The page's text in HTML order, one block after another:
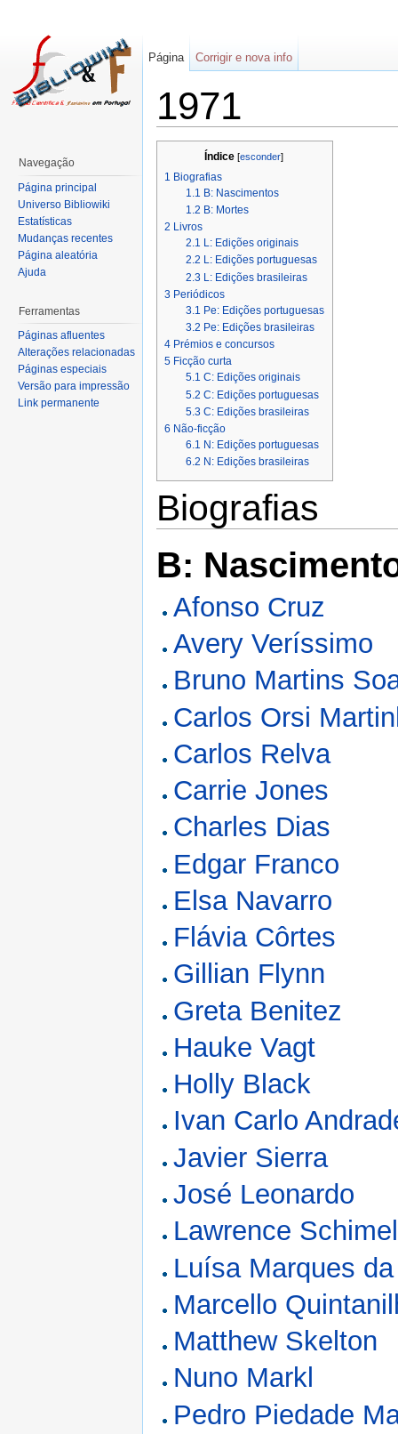
1971
Índice[esconder]
1 Biografias
1.1 B: Nascimentos
1.2 B: Mortes
2 Livros
2.1 L: Edições originais
2.2 L: Edições portuguesas
2.3 L: Edições brasileiras
3 Periódicos
3.1 Pe: Edições portuguesas
3.2 Pe: Edições brasileiras
4 Prémios e concursos
5 Ficção curta
5.1 C: Edições originais
5.2 C: Edições portuguesas
5.3 C: Edições brasileiras
6 Não-ficção
6.1 N: Edições portuguesas
6.2 N: Edições brasileiras
Biografias
B:
Afonso Cruz
Avery Veríssimo
Bruno Martins
Carlos Orsi
Carlos Relva
Carrie Jones
Charles Dias
Edgar Franco
Elsa Navarro
Flávia Côrtes
Gillian Flynn
Greta Benitez
Hauke Vagt
Holly Black
Ivan Carlo
Javier Sierra
José Leonardo
Lawrence Schimel
Luísa Marques
Marcello
Matthew Skelton
Nuno Markl
Pedro Piedade
Página Corrigir e nova info
Navegação
Página principal
Universo Bibliowiki
Estatísticas
Mudanças recentes
Página aleatória
Ajuda
Ferramentas
Páginas afluentes
Alterações relacionadas
Páginas especiais
Versão para impressão
Link permanente